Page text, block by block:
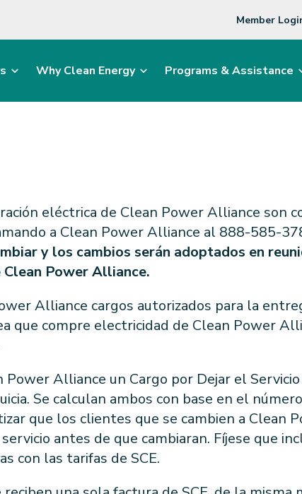
Member
Why Clean Energy Programs & Assistance
eléctrica de Clean Power Alliance son
a Clean Power Alliance al 888-585-
y los cambios serán adoptados en
Power Alliance.
Alliance cargos autorizados para la
que compre electricidad de Clean Power
Alliance un Cargo por Dejar el
Se calculan ambos con base en el
que los clientes que se cambien a Clean
antes de que cambiaran. Fíjese que
con las tarifas de SCE.